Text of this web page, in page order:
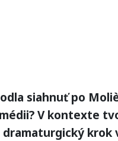
siahnuť po
V kontexte
krok